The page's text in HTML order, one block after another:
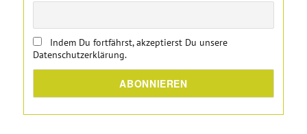
Indem Du fortfährst, akzeptierst Du unsere
Datenschutzerklärung.